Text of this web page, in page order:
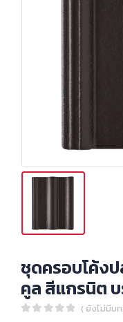
ชุดครอบโค้ง
คูล สีแกรนิต
( ยังไม่มีบ